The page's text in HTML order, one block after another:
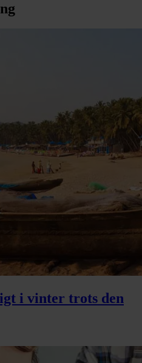
i vinter trots den